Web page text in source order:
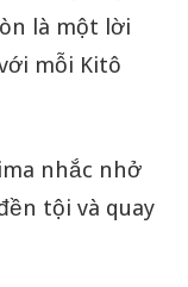
là một lời
mỗi Kitô
nhắc nhở
tội và quay